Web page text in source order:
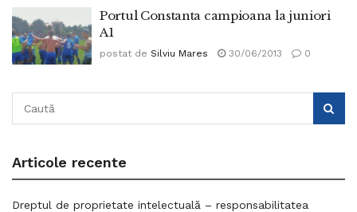
Portul Constanta campioana la juniori
A1
postat de Silviu Mares 30/06/2013 0
Articole recente
Dreptul de proprietate intelectuală – responsabilitatea